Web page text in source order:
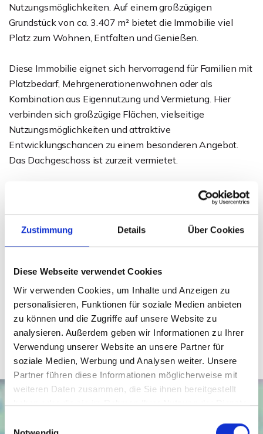
Zustimmung Details Über Cookies
Diese Webseite verwendet Cookies
Wir verwenden Cookies, um Inhalte und Anzeigen zu
personalisieren, Funktionen für soziale Medien anbieten
zu können und die Zugriffe auf unsere Website zu
analysieren. Außerdem geben wir Informationen zu Ihrer
Verwendung unserer Website an unsere Partner für
soziale Medien, Werbung und Analysen weiter. Unsere
Partner führen diese Informationen möglicherweise mit
weiteren Daten zusammen, die Sie ihnen bereitgestellt
haben oder die sie im Rahmen Ihrer Nutzung der Dienste
Nutzungsmöglichkeiten. Auf einem großzügigen
Grundstück von ca. 3.407 m² bietet die Immobilie viel
Platz zum Wohnen, Entfalten und Genießen.
Diese Immobilie eignet sich hervorragend für Familien mit
Platzbedarf, Mehrgenerationenwohnen oder als
Kombination aus Eigennutzung und Vermietung. Hier
verbinden sich großzügige Flächen, vielseitige
Nutzungsmöglichkeiten und attraktive
Entwicklungschancen zu einem besonderen Angebot.
Das Dachgeschoss ist zurzeit vermietet.
Hat diese Immobilie Ihr Interesse geweckt? Dann
vereinbaren Sie noch heute Ihren Besichtigungstermin!
Ansprechpartner
David Behrendt
Telefon: 015234646972
Telefax: 0571 870 490 05
dbehrendt@wb-immobilien.de